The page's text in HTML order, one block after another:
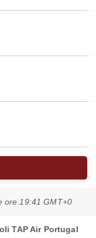
ore 19:41 GMT+0
TAP Air Portugal